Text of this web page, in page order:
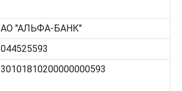
АО "АЛЬФА-БАНК"
044525593
30101810200000000593